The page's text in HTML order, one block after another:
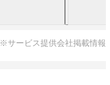
※サービス提供会社掲載情報